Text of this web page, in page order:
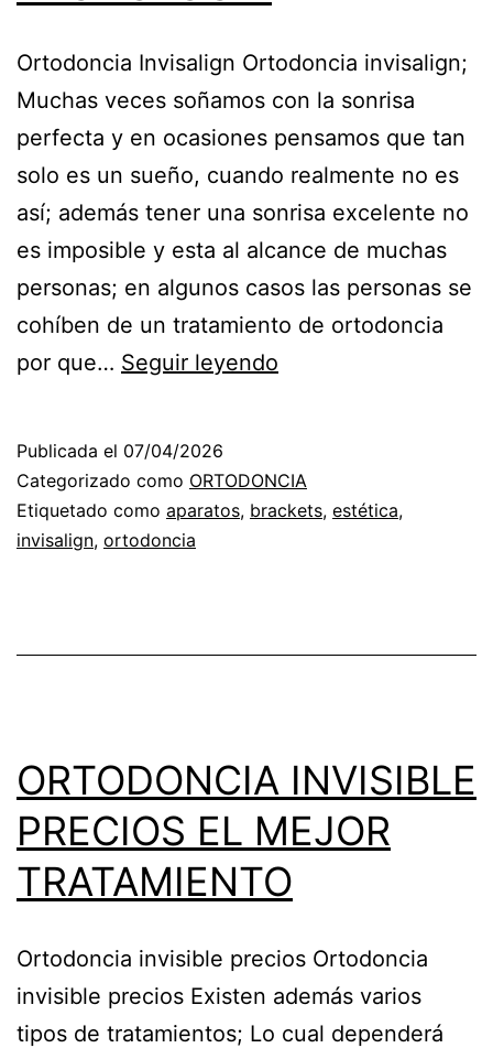
Ortodoncia Invisalign Ortodoncia invisalign;
Muchas veces soñamos con la sonrisa
perfecta y en ocasiones pensamos que tan
solo es un sueño, cuando realmente no es
así; además tener una sonrisa excelente no
es imposible y esta al alcance de muchas
personas; en algunos casos las personas se
cohíben de un tratamiento de ortodoncia
por que… Seguir leyendo
EXCELENTE
TECNOLOGÍA
Publicada el 07/04/2026
Categorizado como ORTODONCIA
Etiquetado como aparatos, brackets, estética,
invisalign, ortodoncia
ORTODONCIA INVISIBLE
PRECIOS EL MEJOR
TRATAMIENTO
Ortodoncia invisible precios Ortodoncia
invisible precios Existen además varios
tipos de tratamientos; Lo cual dependerá